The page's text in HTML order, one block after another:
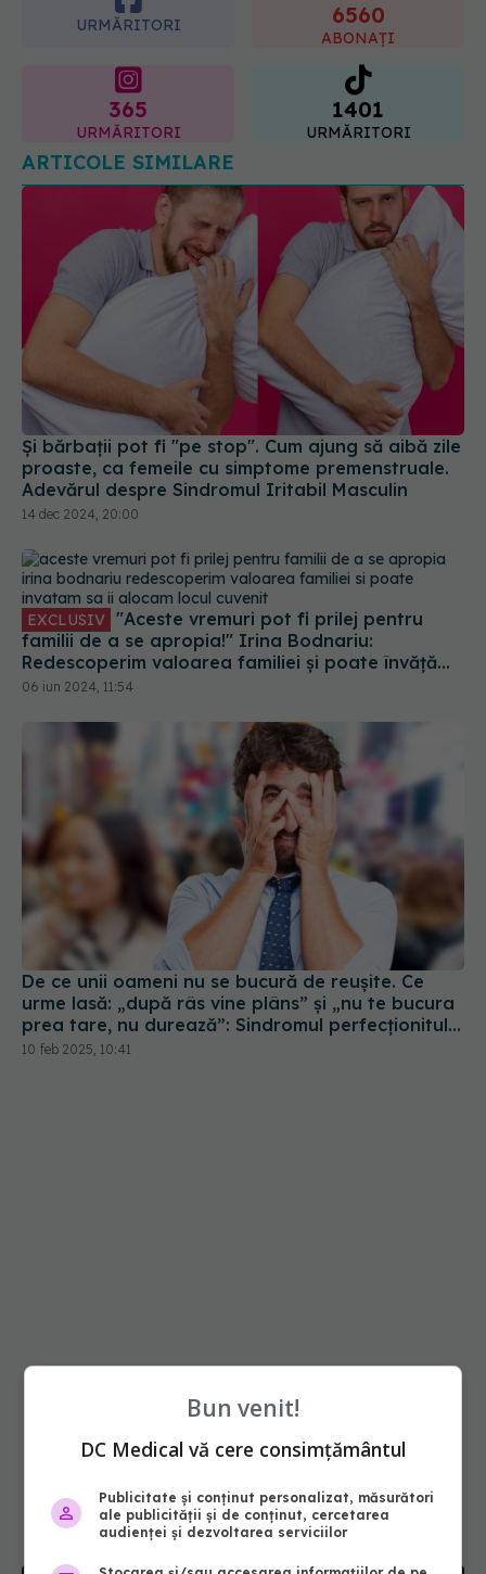
URMĂRITORI 6560
ABONAȚI
365
URMĂRITORI
1401
URMĂRITORI
ARTICOLE SIMILARE
Și bărbații pot fi "pe stop". Cum ajung să aibă zile
proaste, ca femeile cu simptome premenstruale.
Adevărul despre Sindromul Iritabil Masculin
14 dec 2024, 20:00
EXCLUSIV
familii de a se apropia!" Irina Bodnariu:
Redescoperim valoarea familiei și poate învățăm
să îi alocăm locul cuvenit
06 iun 2024, 11:54
De ce unii oameni nu se bucură de reușite. Ce
urme lasă: „după râs vine plâns” și „nu te bucura
prea tare, nu durează”: Sindromul perfecționitului
nefericit
10 feb 2025, 10:41
Bun venit!
DC Medical vă cere consimțământul
Publicitate și conținut personalizat, măsurători
ale publicității și de conținut, cercetarea
audienței și dezvoltarea serviciilor